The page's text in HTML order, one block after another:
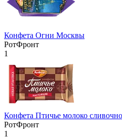
Конфета Огни Москвы
РотФронт
1
Конфета Птичье молоко
РотФронт
1